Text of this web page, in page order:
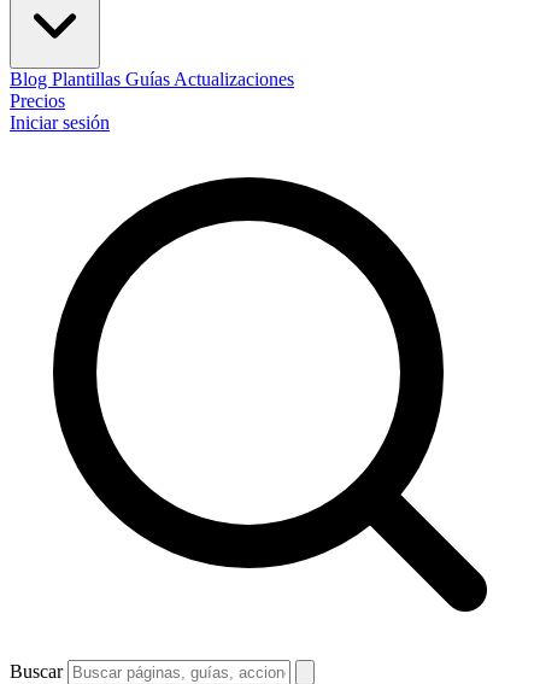
Blog Plantillas Guías Actualizaciones
Precios
Iniciar sesión
Buscar